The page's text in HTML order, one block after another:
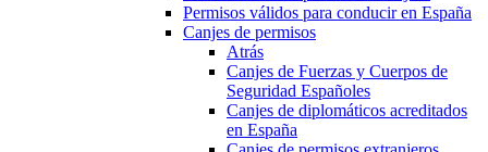
Permisos válidos para conducir en España
Canjes de permisos
Atrás
Canjes de Fuerzas y Cuerpos de
Seguridad Españoles
Canjes de diplomáticos acreditados
en España